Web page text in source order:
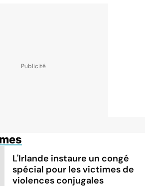
L'Irlande instaure un congé
spécial pour les victimes de
violences conjugales